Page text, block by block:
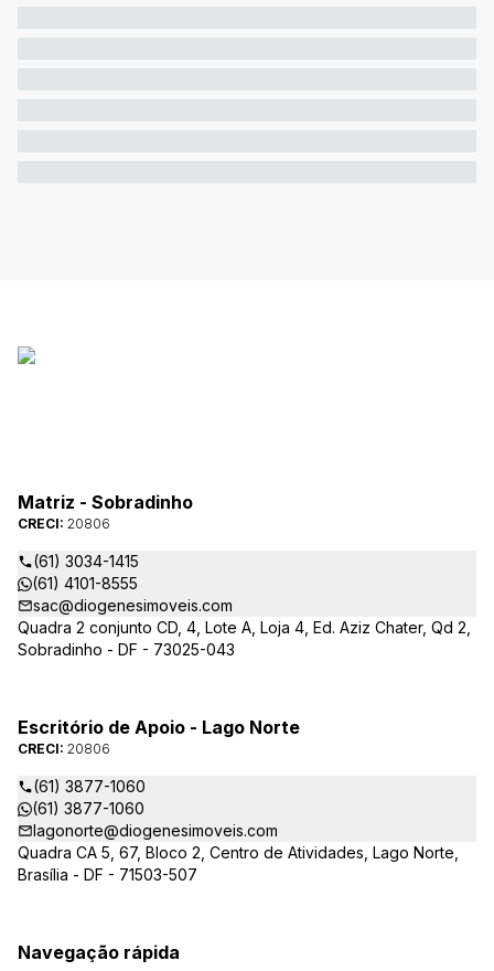
Matriz - Sobradinho
CRECI: 20806
(61) 3034-1415
(61) 4101-8555
sac@diogenesimoveis.com
Quadra 2 conjunto CD, 4, Lote A, Loja 4, Ed. Aziz Chater, Qd 2,
Sobradinho - DF - 73025-043
Escritório de Apoio - Lago Norte
CRECI: 20806
(61) 3877-1060
(61) 3877-1060
lagonorte@diogenesimoveis.com
Quadra CA 5, 67, Bloco 2, Centro de Atividades, Lago Norte,
Brasília - DF - 71503-507
Navegação rápida